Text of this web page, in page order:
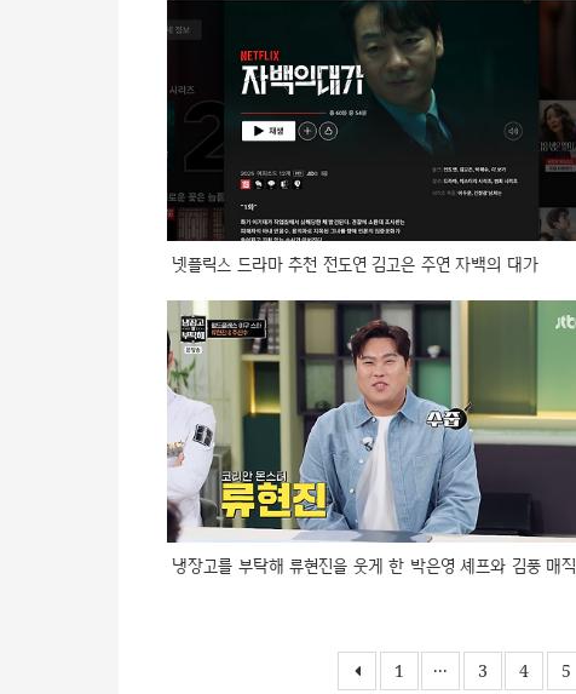
넷플릭스 드라마 추천 전도연 김고은 주연 자백의 대가
냉장고를 부탁해 류현진을 웃게 한 박은영 셰프와 김풍 매직
1 ··· 3 4 5